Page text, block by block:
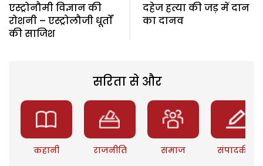
एस्ट्रोनौमी विज्ञान की
रोशनी – एस्ट्रोलौजी धूर्तों
की साजिश
दहेज हत्या की जड़ में दान
का दानव
सरिता से और
कहानी राजनीति समाज संपादकीय